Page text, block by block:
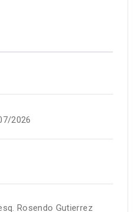
2026
Rosendo Gutierrez